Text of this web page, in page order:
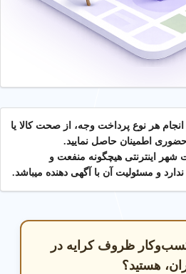
هر نوع پرداخت وجه، از صحت کالا یا
اطمینان حاصل نمایید.
شهر اینترنتی هیچگونه منفعت و
و مسئولیت آن با آگهی دهنده میباشد.
ظروف کرایه در
هستید؟